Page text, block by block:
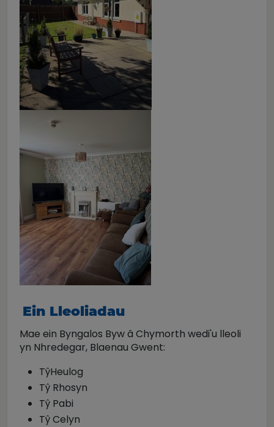
Ein Lleoliadau
Mae ein Byngalos Byw â Chymorth wedi'u lleoli
yn Nhredegar, Blaenau Gwent:
TŷHeulog
Tŷ Rhosyn
Tŷ Pabi
Tŷ Celyn